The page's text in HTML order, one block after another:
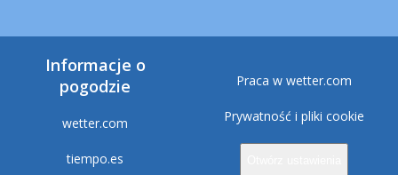
Informacje o
pogodzie
wetter.com
tiempo.es
Praca w wetter.com
Prywatność i pliki cookie